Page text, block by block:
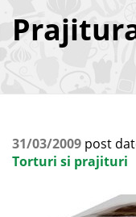
31/03/2009 post
Torturi si prajituri